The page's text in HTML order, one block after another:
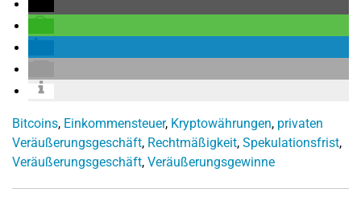
Bitcoins, Einkommensteuer, Kryptowährungen, privaten
Veräußerungsgeschäft, Rechtmäßigkeit, Spekulationsfrist,
Veräußerungsgeschäft, Veräußerungsgewinne